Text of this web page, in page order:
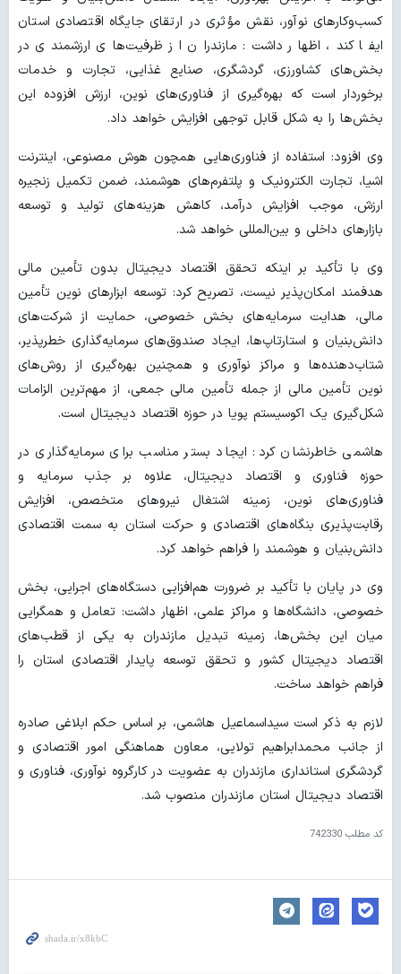
کسب‌وکارهای نوآور، نقش مؤثری در ارتقای جایگاه اقتصادی استان
ایفا کند، اظهار داشت: مازندران از ظرفیت‌های ارزشمندی در
بخش‌های کشاورزی، گردشگری، صنایع غذایی، تجارت و خدمات
برخوردار است که بهره‌گیری از فناوری‌های نوین، ارزش افزوده این
بخش‌ها را به شکل قابل توجهی افزایش خواهد داد.
وی افزود: استفاده از فناوری‌هایی همچون هوش مصنوعی، اینترنت
اشیا، تجارت الکترونیک و پلتفرم‌های هوشمند، ضمن تکمیل زنجیره
ارزش، موجب افزایش درآمد، کاهش هزینه‌های تولید و توسعه
بازارهای داخلی و بین‌المللی خواهد شد.
وی با تأکید بر اینکه تحقق اقتصاد دیجیتال بدون تأمین مالی
هدفمند امکان‌پذیر نیست، تصریح کرد: توسعه ابزارهای نوین تأمین
مالی، هدایت سرمایه‌های بخش خصوصی، حمایت از شرکت‌های
دانش‌بنیان و استارتاپ‌ها، ایجاد صندوق‌های سرمایه‌گذاری خطرپذیر،
شتاب‌دهنده‌ها و مراکز نوآوری و همچنین بهره‌گیری از روش‌های
نوین تأمین مالی از جمله تأمین مالی جمعی، از مهم‌ترین الزامات
شکل‌گیری یک اکوسیستم پویا در حوزه اقتصاد دیجیتال است.
هاشمی خاطرنشان کرد: ایجاد بستر مناسب برای سرمایه‌گذاری در
حوزه فناوری و اقتصاد دیجیتال، علاوه بر جذب سرمایه و
فناوری‌های نوین، زمینه اشتغال نیروهای متخصص، افزایش
رقابت‌پذیری بنگاه‌های اقتصادی و حرکت استان به سمت اقتصادی
دانش‌بنیان و هوشمند را فراهم خواهد کرد.
وی در پایان با تأکید بر ضرورت هم‌افزایی دستگاه‌های اجرایی، بخش
خصوصی، دانشگاه‌ها و مراکز علمی، اظهار داشت: تعامل و همگرایی
میان این بخش‌ها، زمینه تبدیل مازندران به یکی از قطب‌های
اقتصاد دیجیتال کشور و تحقق توسعه پایدار اقتصادی استان را
فراهم خواهد ساخت.
لازم به ذکر است سیداسماعیل هاشمی، بر اساس حکم ابلاغی صادره
از جانب محمدابراهیم تولایی، معاون هماهنگی امور اقتصادی و
گردشگری استانداری مازندران به عضویت در کارگروه نوآوری، فناوری و
اقتصاد دیجیتال استان مازندران منصوب شد.
کد مطلب 742330